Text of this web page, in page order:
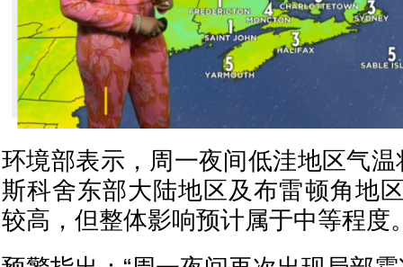
环境部表示，周一夜间低洼地区气
斯科舍东部大陆地区及布雷顿角地
较高，但整体影响预计属于中等程度